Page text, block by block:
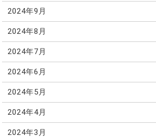
2024年9月
2024年8月
2024年7月
2024年6月
2024年5月
2024年4月
2024年3月